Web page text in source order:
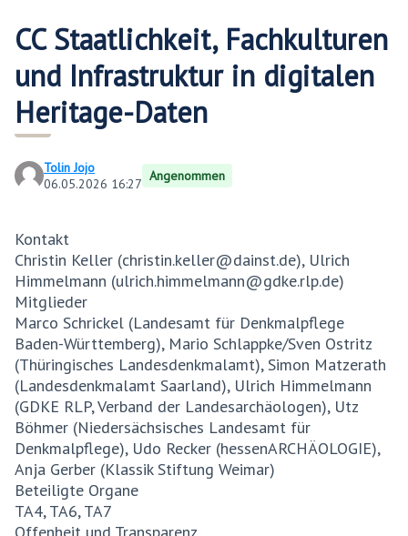
CC Staatlichkeit, Fachkulturen
und Infrastruktur in digitalen
Heritage-Daten
Tolin Jojo
06.05.2026 16:27 Angenommen
Kontakt
Christin Keller (christin.keller@dainst.de), Ulrich
Himmelmann (ulrich.himmelmann@gdke.rlp.de)
Mitglieder
Marco Schrickel (Landesamt für Denkmalpflege
Baden-Württemberg), Mario Schlappke/Sven Ostritz
(Thüringisches Landesdenkmalamt), Simon Matzerath
(Landesdenkmalamt Saarland), Ulrich Himmelmann
(GDKE RLP, Verband der Landesarchäologen), Utz
Böhmer (Niedersächsisches Landesamt für
Denkmalpflege), Udo Recker (hessenARCHÄOLOGIE),
Anja Gerber (Klassik Stiftung Weimar)
Beteiligte Organe
TA4, TA6, TA7